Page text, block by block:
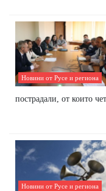
Новини от Русе и региона
пострадали, от които
Новини от Русе и региона